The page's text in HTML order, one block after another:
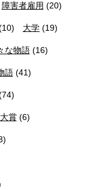
障害者雇用 (20)
大学 (19)
な物語(16)
語(41)
賞(6)